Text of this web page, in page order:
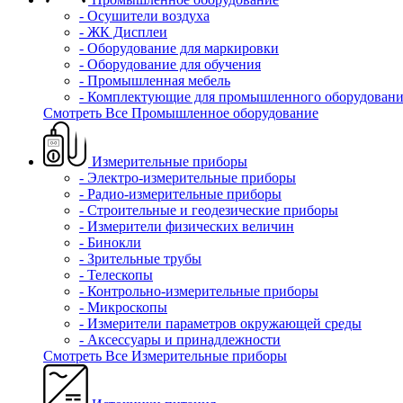
- Осушители воздуха
- ЖК Дисплеи
- Оборудование для маркировки
- Оборудование для обучения
- Промышленная мебель
- Комплектующие для промышленного
Смотреть Все Промышленное оборудование
Измерительные приборы
- Электро-измерительные приборы
- Радио-измерительные приборы
- Строительные и геодезические приборы
- Измерители физических величин
- Бинокли
- Зрительные трубы
- Телескопы
- Контрольно-измерительные приборы
- Микроскопы
- Измерители параметров окружающей среды
- Аксессуары и принадлежности
Смотреть Все Измерительные приборы